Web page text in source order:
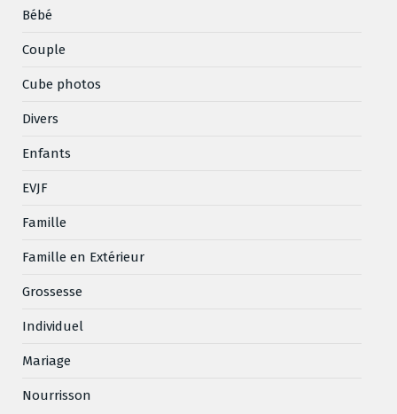
Bébé
Couple
Cube photos
Divers
Enfants
EVJF
Famille
Famille en Extérieur
Grossesse
Individuel
Mariage
Nourrisson